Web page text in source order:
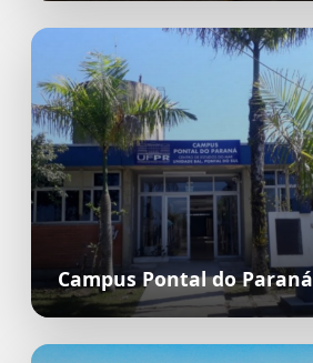
Campus Pontal do Paraná